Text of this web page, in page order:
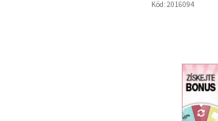
Kód:2016094